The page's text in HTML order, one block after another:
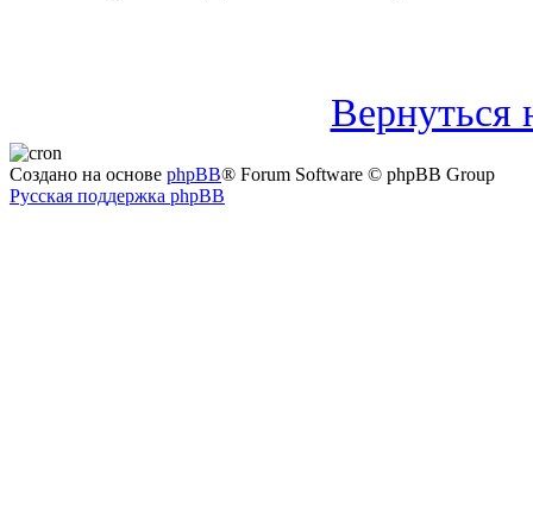
Вернуться
Создано на основе phpBB® Forum Software © phpBB Group
Русская поддержка phpBB